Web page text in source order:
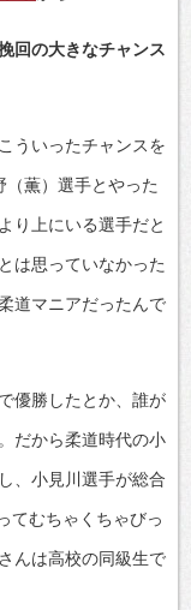
回の大きなチャンス
ういったチャンスを
薫）選手とやった
り上にいる選手だと
は思っていなかった
道マニアだったんで
優勝したとか、誰が
だから柔道時代の小
、小見川選手が総合
てむちゃくちゃびっ
んは高校の同級生で